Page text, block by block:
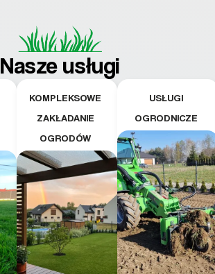
Nasze usługi
KOMPLEKSOWE
ZAKŁADANIE
OGRODÓW
USŁUGI
OGRODNICZE